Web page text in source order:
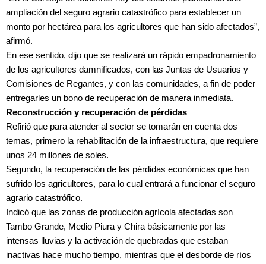
ampliación del seguro agrario catastrófico para establecer un
monto por hectárea para los agricultores que han sido afectados”,
afirmó.
En ese sentido, dijo que se realizará un rápido empadronamiento
de los agricultores damnificados, con las Juntas de Usuarios y
Comisiones de Regantes, y con las comunidades, a fin de poder
entregarles un bono de recuperación de manera inmediata.
Reconstrucción y recuperación de pérdidas
Refirió que para atender al sector se tomarán en cuenta dos
temas, primero la rehabilitación de la infraestructura, que requiere
unos 24 millones de soles.
Segundo, la recuperación de las pérdidas económicas que han
sufrido los agricultores, para lo cual entrará a funcionar el seguro
agrario catastrófico.
Indicó que las zonas de producción agrícola afectadas son
Tambo Grande, Medio Piura y Chira básicamente por las
intensas lluvias y la activación de quebradas que estaban
inactivas hace mucho tiempo, mientras que el desborde de ríos